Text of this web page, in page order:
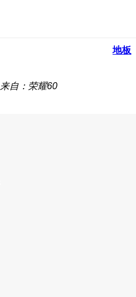
地板
来自：荣耀60